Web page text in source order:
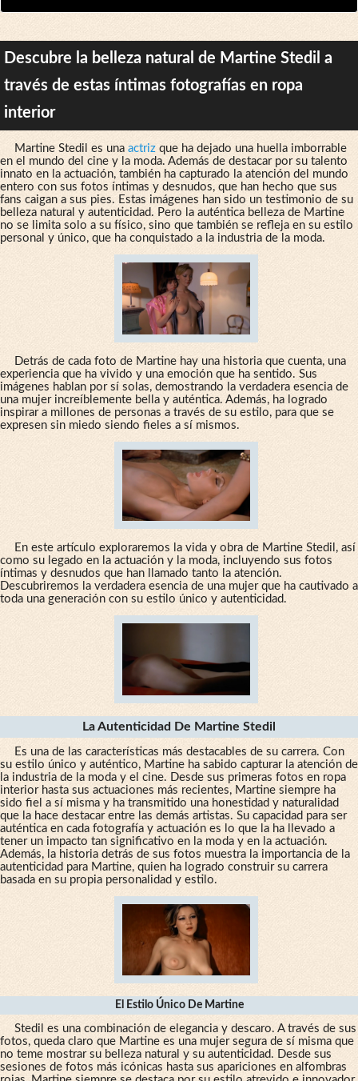
Descubre la belleza natural de Martine Stedil a
través de estas íntimas fotografías en ropa
interior
Martine Stedil es una actrizque ha dejado una huella imborrable
en el mundo del cine y la moda. Además de destacar por su talento
innato en la actuación, también ha capturado la atención del mundo
entero con sus fotos íntimas y desnudos, que han hecho que sus
fans caigan a sus pies. Estas imágenes han sido un testimonio de su
belleza natural y autenticidad. Pero la auténtica belleza de Martine
no se limita solo a su físico, sino que también se refleja en su estilo
personal y único, que ha conquistado a la industria de la moda.
Detrás de cada foto de Martine hay una historia que cuenta, una
experiencia que ha vivido y una emoción que ha sentido. Sus
imágenes hablan por sí solas, demostrando la verdadera esencia de
una mujer increíblemente bella y auténtica. Además, ha logrado
inspirar a millones de personas a través de su estilo, para que se
expresen sin miedo siendo fieles a sí mismos.
En este artículo exploraremos la vida y obra de Martine Stedil, así
como su legado en la actuación y la moda, incluyendo sus fotos
íntimas y desnudos que han llamado tanto la atención.
Descubriremos la verdadera esencia de una mujer que ha cautivado a
toda una generación con su estilo único y autenticidad.
La Autenticidad De Martine Stedil
Es una de las características más destacables de su carrera. Con
su estilo único y auténtico, Martine ha sabido capturar la atención de
la industria de la moda y el cine. Desde sus primeras fotos en ropa
interior hasta sus actuaciones más recientes, Martine siempre ha
sido fiel a sí misma y ha transmitido una honestidad y naturalidad
que la hace destacar entre las demás artistas. Su capacidad para ser
auténtica en cada fotografía y actuación es lo que la ha llevado a
tener un impacto tan significativo en la moda y en la actuación.
Además, la historia detrás de sus fotos muestra la importancia de la
autenticidad para Martine, quien ha logrado construir su carrera
basada en su propia personalidad y estilo.
El Estilo Único De Martine
Stedil es una combinación de elegancia y descaro. A través de sus
fotos, queda claro que Martine es una mujer segura de sí misma que
no teme mostrar su belleza natural y su autenticidad. Desde sus
sesiones de fotos más icónicas hasta sus apariciones en alfombras